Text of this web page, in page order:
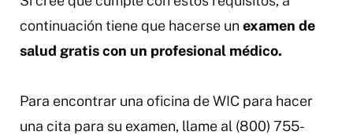
continuación tiene que hacerse un examen de
salud gratis con un profesional médico.
Para encontrar una oficina de WIC para hacer
una cita para su examen, llame al (800) 755-